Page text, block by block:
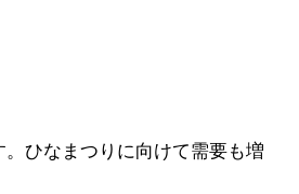
ひなまつりに向けて需要も増